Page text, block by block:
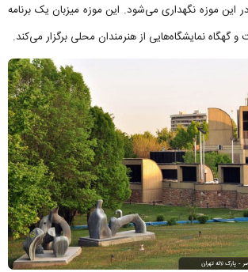
این موزه نگهداری می‌شود. این موزه میزبان یک برنامه
و گهگاه نمایشگاه‌هایی از هنرمندان محلی برگزار می‌کند.